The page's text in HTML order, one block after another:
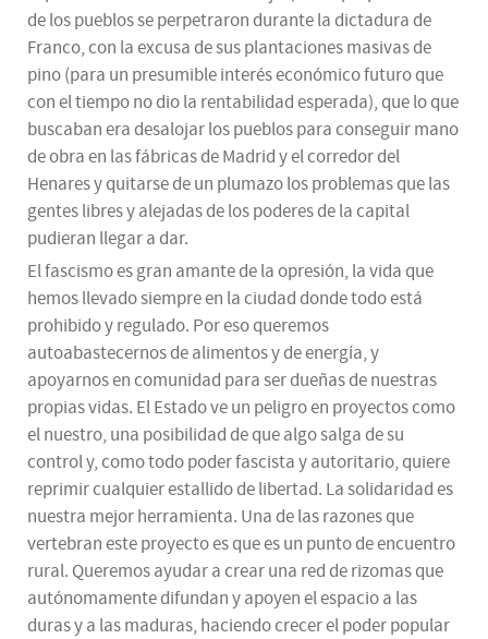
de los pueblos se perpetraron durante la dictadura de
Franco, con la excusa de sus plantaciones masivas de
pino (para un presumible interés económico futuro que
con el tiempo no dio la rentabilidad esperada), que lo que
buscaban era desalojar los pueblos para conseguir mano
de obra en las fábricas de Madrid y el corredor del
Henares y quitarse de un plumazo los problemas que las
gentes libres y alejadas de los poderes de la capital
pudieran llegar a dar.
El fascismo es gran amante de la opresión, la vida que
hemos llevado siempre en la ciudad donde todo está
prohibido y regulado. Por eso queremos
autoabastecernos de alimentos y de energía, y
apoyarnos en comunidad para ser dueñas de nuestras
propias vidas. El Estado ve un peligro en proyectos como
el nuestro, una posibilidad de que algo salga de su
control y, como todo poder fascista y autoritario, quiere
reprimir cualquier estallido de libertad. La solidaridad es
nuestra mejor herramienta. Una de las razones que
vertebran este proyecto es que es un punto de encuentro
rural. Queremos ayudar a crear una red de rizomas que
autónomamente difundan y apoyen el espacio a las
duras y a las maduras, haciendo crecer el poder popular